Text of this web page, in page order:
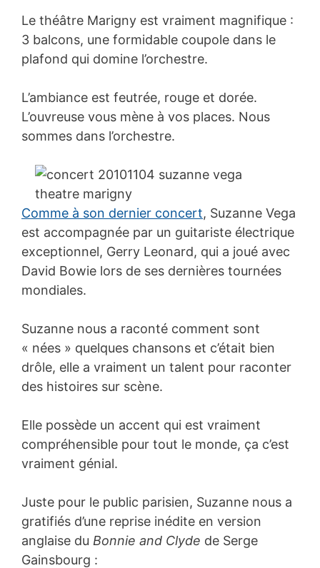
Le théâtre Marigny est vraiment magnifique :
3 balcons, une formidable coupole dans le
plafond qui domine l’orchestre.
L’ambiance est feutrée, rouge et dorée.
L’ouvreuse vous mène à vos places. Nous
sommes dans l’orchestre.
Comme à son dernier concert, Suzanne Vega
est accompagnée par un guitariste électrique
exceptionnel, Gerry Leonard, qui a joué avec
David Bowie lors de ses dernières tournées
mondiales.
Suzanne nous a raconté comment sont
« nées » quelques chansons et c’était bien
drôle, elle a vraiment un talent pour raconter
des histoires sur scène.
Elle possède un accent qui est vraiment
compréhensible pour tout le monde, ça c’est
vraiment génial.
Juste pour le public parisien, Suzanne nous a
gratifiés d’une reprise inédite en version
anglaise du Bonnie and Clyde de Serge
Gainsbourg :